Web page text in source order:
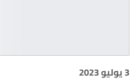
3 يوليو 2023